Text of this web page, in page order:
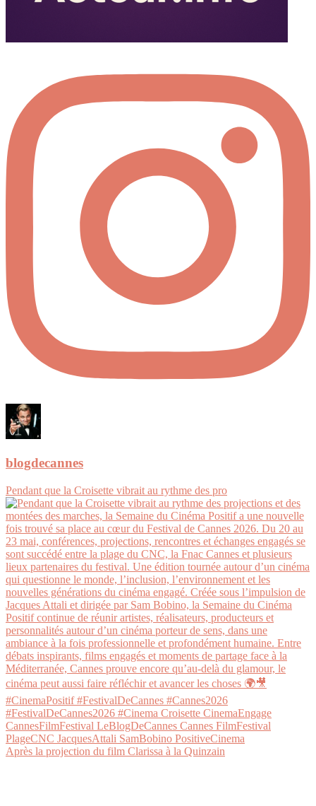
blogdecannes
Pendant que la Croisette vibrait au rythme des pro
Après la projection du film Clarissa à la Quinzain